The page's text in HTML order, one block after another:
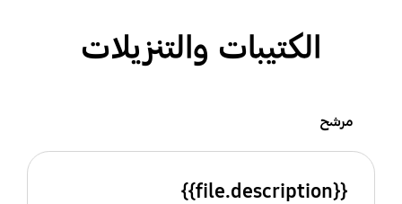
الكتيبات والتنزيلات
مرشح
{{file.description}}